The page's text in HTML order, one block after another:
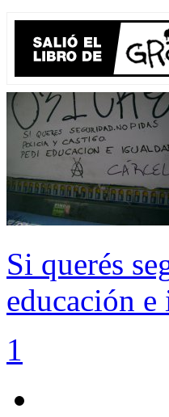
Si querés
educación e
1